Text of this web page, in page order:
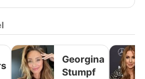
Georgina
Stumpf